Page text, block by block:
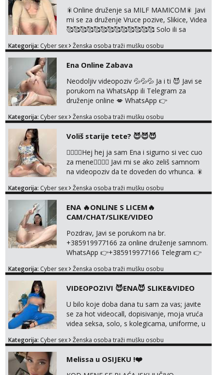
🎇Online druženje sa MILF MAMICOM🎇 Javi
mi se za druženje Vruce pozive, Slikice, Videa
🥰🥰🥰🥰🥰🥰🥰🥰🥰🥰🥰🥰🥰 Solo ili sa
WhatsApp ili Telegram WhatsApp 👉
@enafriedrichkis 🤬NE RADIM SASTANKE I
DRUZENJA UZIVO🤬
Kategorija: Cyber sex Ženska osoba traži mušku osobu
Ena Online Zabava
Neodoljiv videopoziv 💦💦💦 Ja i ti 😈 Javi se
porukom na WhatsApp ili Telegram za
druženje online 💋 WhatsApp 👉
@enafriedrichkis NEE radimo sastnke uzivo
Kategorija: Cyber sex Ženska osoba traži mušku osobu
Voliš starije tete? 😈😈😈
❤️‍🔥❤️‍🔥Hej hej ja sam Ena i sigurno si vec cuo
za mene❤️‍🔥❤️‍🔥 Javi mi se ako zeliš samnom
na videopoziv da te doveden do vrhunca. 🎇
@enafriedrichkis Radim samo ONLINE I
Kategorija: Cyber sex Ženska osoba traži mušku osobu
ENA 🔥ONLINE S LICEM🔥
CAM/CHAT/SLIKE/VIDEO
Pozdrav, Javi se porukom na br.
+385919977166 za online druženje samnom.
WhatsApp 👉+385919977166 Telegram 👉
solo i s partnerom, kolegicama
haljine, štikle, samostojeće itd. Nudim
svakakva videa seksa, pušenje, razne
lokacije, suradnje s kolegicama, fetiši..
Dopisivanje i slike također radim. NIŠTA UŽI...
Kategorija: Cyber sex Ženska osoba traži mušku osobu
VIDEOPOZIVI 😈ENA😈 SLIKE&VIDEO
U bilo koje doba dana tu sam za vas; javite
se za hot videocall, dopisivanje, moja vruća
videa seksa, solo, s kolegicama, uniforme, u
+385919977166 Telegram 👉
UŽIVO
Kategorija: Cyber sex Ženska osoba traži mušku osobu
Melissa u OSIJEKU !❤️